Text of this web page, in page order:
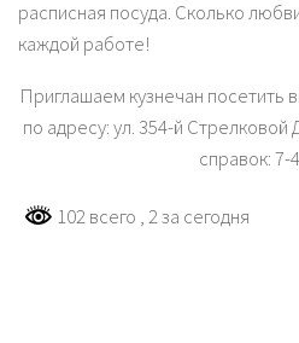
расписная посуда. Сколько
каждой работе!
Приглашаем кузнечан посетить
по адресу: ул. 354-й
справок: 7-
102 всего , 2 за сегодня